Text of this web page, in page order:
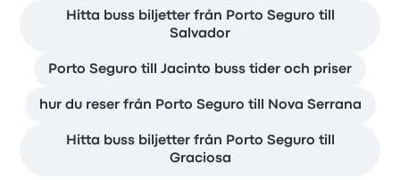
Hitta buss biljetter från Porto Seguro till
Salvador
Porto Seguro till Jacinto buss tider och priser
hur du reser från Porto Seguro till Nova Serrana
Hitta buss biljetter från Porto Seguro till
Graciosa